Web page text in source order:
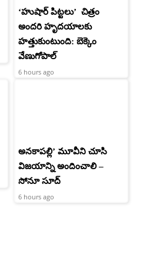
‘హుషార్‌ పిట్టలు’ చిత్రం
అందరి హృదయాలకు
హత్తుకుంటుంది: బెక్కెం
వేణుగోపాల్‌
6 hours ago
అనకాపల్లి’ మూవీని చూసి
విజయాన్ని అందించాలి –
సోనూ సూద్
6 hours ago